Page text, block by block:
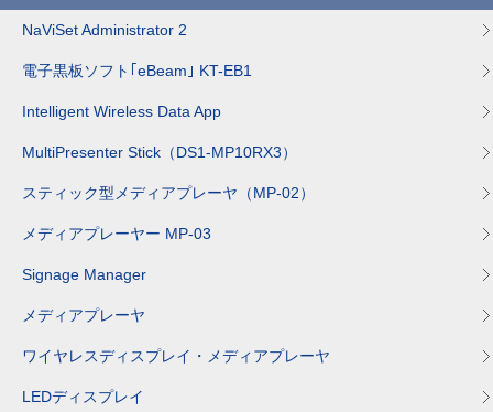
NaViSet Administrator 2
電子黒板ソフト｢eBeam｣ KT-EB1
Intelligent Wireless Data App
MultiPresenter Stick（DS1-MP10RX3）
スティック型メディアプレーヤ（MP-02）
メディアプレーヤー MP-03
Signage Manager
メディアプレーヤ
ワイヤレスディスプレイ・メディアプレーヤ
LEDディスプレイ